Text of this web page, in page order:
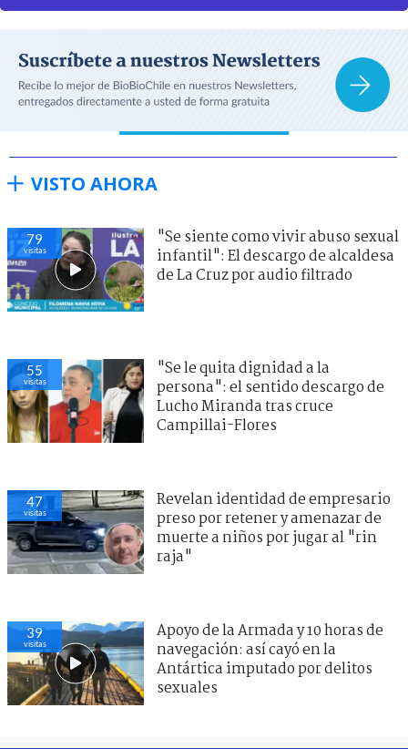
VISTO AHORA
79
visitas
"Se siente como vivir abuso sexual
infantil": El descargo de alcaldesa
de La Cruz por audio filtrado
55
visitas
"Se le quita dignidad a la
persona": el sentido descargo de
Lucho Miranda tras cruce
Campillai-Flores
47
visitas
Revelan identidad de empresario
preso por retener y amenazar de
muerte a niños por jugar al "rin
raja"
39
visitas
Apoyo de la Armada y 10 horas de
navegación: así cayó en la
Antártica imputado por delitos
sexuales